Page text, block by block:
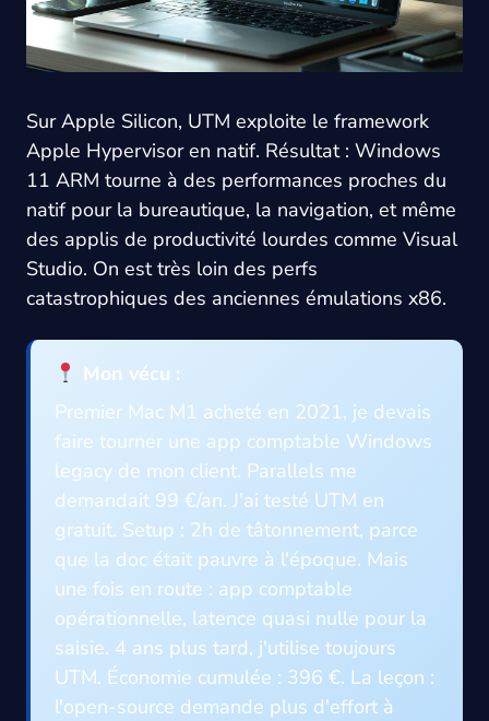
Sur Apple Silicon, UTM exploite le framework
Apple Hypervisor en natif. Résultat : Windows
11 ARM tourne à des performances proches du
natif pour la bureautique, la navigation, et même
des applis de productivité lourdes comme Visual
Studio. On est très loin des perfs
catastrophiques des anciennes émulations x86.
Mon vécu :
Premier Mac M1 acheté en 2021, je devais
faire tourner une app comptable Windows
legacy de mon client. Parallels me
demandait 99 €/an. J'ai testé UTM en
gratuit. Setup : 2h de tâtonnement, parce
que la doc était pauvre à l'époque. Mais
une fois en route : app comptable
opérationnelle, latence quasi nulle pour la
saisie. 4 ans plus tard, j'utilise toujours
UTM. Économie cumulée : 396 €. La leçon :
l'open-source demande plus d'effort à